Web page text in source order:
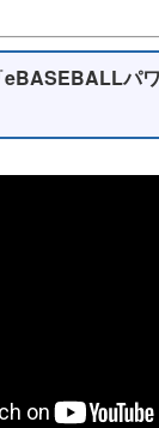
eBASEBALLパ